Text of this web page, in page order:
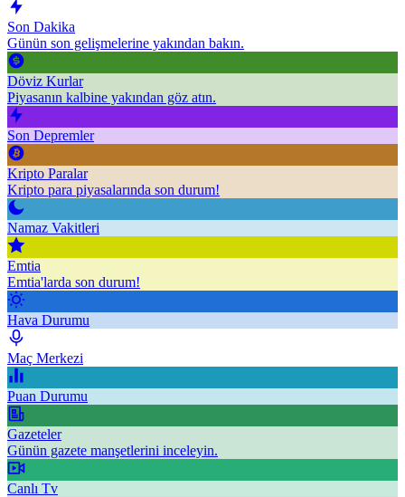
Son Dakika
Günün son gelişmelerine yakından bakın.
Döviz Kurlar
Piyasanın kalbine yakından göz atın.
Son Depremler
Kripto Paralar
Kripto para piyasalarında son durum!
Namaz Vakitleri
Emtia
Emtia'larda son durum!
Hava Durumu
Maç Merkezi
Puan Durumu
Gazeteler
Günün gazete manşetlerini inceleyin.
Canlı Tv